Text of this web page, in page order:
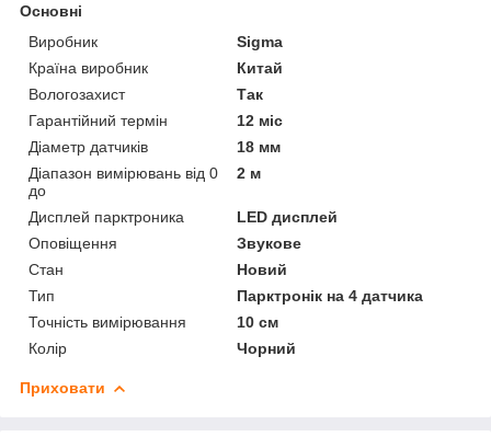
Основні
Виробник
Sigma
Країна виробник
Китай
Вологозахист
Так
Гарантійний термін
12 міс
Діаметр датчиків
18 мм
Діапазон вимірювань від 0
до
2 м
Дисплей парктроника
LED дисплей
Оповіщення
Звукове
Стан
Новий
Тип
Парктронік на 4 датчика
Точність вимірювання
10 см
Колір
Чорний
Приховати